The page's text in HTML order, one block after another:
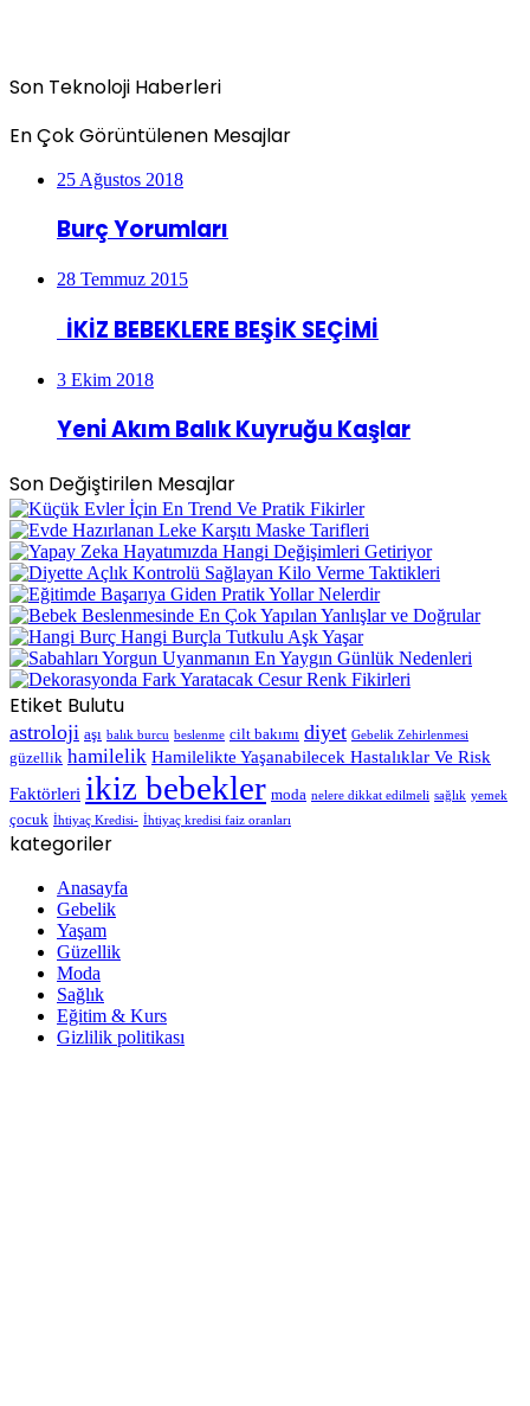
Son Teknoloji Haberleri
En Çok Görüntülenen Mesajlar
25 Ağustos 2018
Burç Yorumları
28 Temmuz 2015
İKİZ BEBEKLERE BEŞİK SEÇİMİ
3 Ekim 2018
Yeni Akım Balık Kuyruğu Kaşlar
Son Değiştirilen Mesajlar
Etiket Bulutu
astroloji aşı balık burcu beslenme cilt bakımı diyet Gebelik Zehirlenmesi
güzellik hamilelik Hamilelikte Yaşanabilecek Hastalıklar Ve Risk
Faktörleri ikiz bebekler moda nelere dikkat edilmeli sağlık yemek
çocuk İhtiyaç Kredisi- İhtiyaç kredisi faiz oranları
kategoriler
Anasayfa
Gebelik
Yaşam
Güzellik
Moda
Sağlık
Eğitim & Kurs
Gizlilik politikası